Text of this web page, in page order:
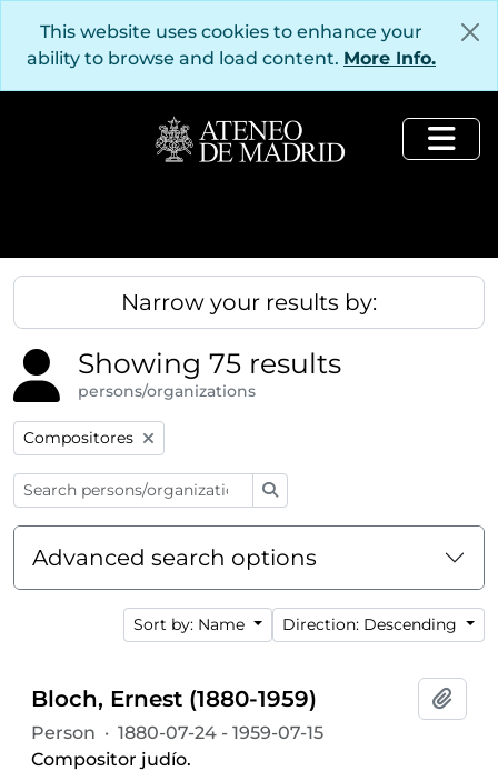
This website uses cookies to enhance your
ability to browse and load content. More Info.
Narrow your results by:
Showing 75 results
persons/organizations
Remove filter:
Compositores
Advanced search options
Sort by: Name Direction: Descending
Bloch, Ernest (1880-1959)
Person · 1880-07-24 - 1959-07-15
Compositor judío.